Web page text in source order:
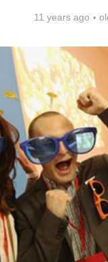
11 years ago